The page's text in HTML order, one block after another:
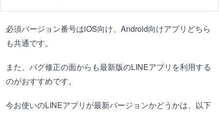
必須バージョン番号はiOS向け、Android向けアプリどちら
も共通です。
また、バグ修正の面からも最新版のLINEアプリを利用する
のがおすすめです。
今お使いのLINEアプリが最新バージョンかどうかは、以下